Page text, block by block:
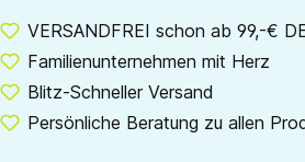
VERSANDFREI schon ab 99,-€
Familienunternehmen mit Herz
Blitz-Schneller Versand
Persönliche Beratung zu allen